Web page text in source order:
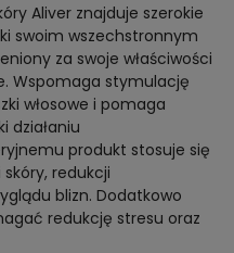
Aliver znajduje szerokie
swoim wszechstronnym
za swoje właściwości
Wspomaga stymulację
włosowe i pomaga
działaniu
produkt stosuje się
redukcji
blizn. Dodatkowo
redukcję stresu oraz